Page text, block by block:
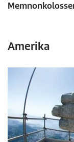
Amerika